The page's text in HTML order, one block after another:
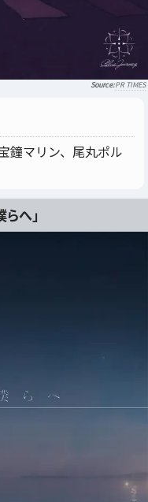
PR TIMES
鐘マリン、尾丸ポル
へ」